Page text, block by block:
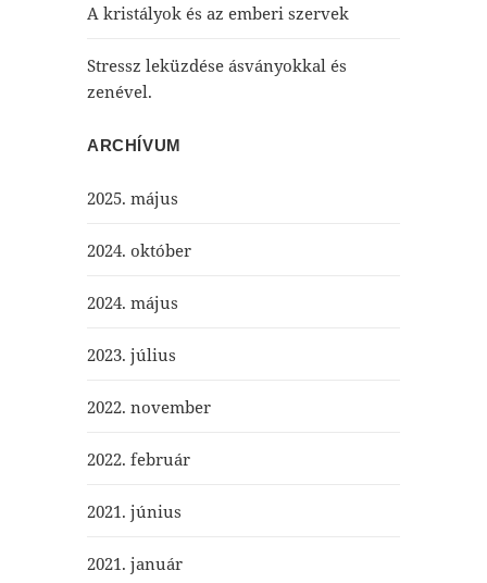
A kristályok és az emberi szervek
Stressz leküzdése ásványokkal és
zenével.
ARCHÍVUM
2025. május
2024. október
2024. május
2023. július
2022. november
2022. február
2021. június
2021. január